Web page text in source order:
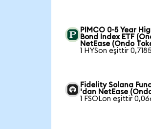
PIMCO 0-5 Year
Bond Index ETF
NetEase (Ondo
1 HYSon eşittir
Fidelity Solana
'dan NetEase
1 FSOLon eşittir